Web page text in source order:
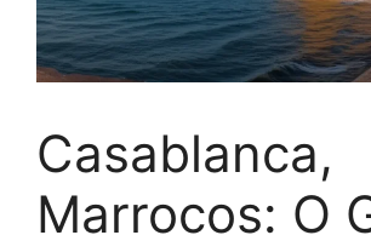
Casablanca,
Marrocos: O